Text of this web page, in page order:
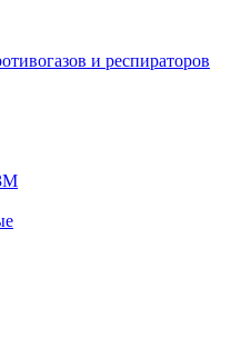
и респираторов